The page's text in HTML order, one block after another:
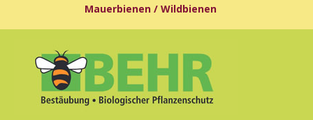
Mauerbienen / Wildbienen